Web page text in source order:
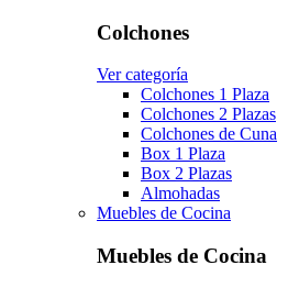
Colchones
Ver categoría
Colchones 1 Plaza
Colchones 2 Plazas
Colchones de Cuna
Box 1 Plaza
Box 2 Plazas
Almohadas
Muebles de Cocina
Muebles de Cocina